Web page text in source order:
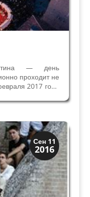
— день
проходит не
2017 года
Площадь
Сен 11
2016